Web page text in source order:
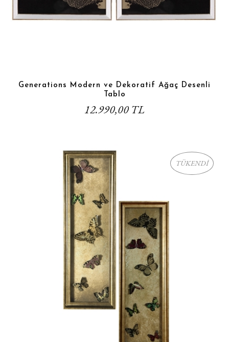
Generations Modern ve Dekoratif Ağaç Desenli
Tablo
12.990,00 TL
TÜKENDİ